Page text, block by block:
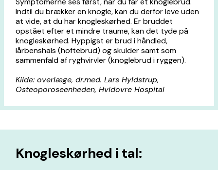
Indtil du brækker en knogle, kan du derfor leve uden
at vide, at du har knogleskørhed. Er bruddet
opstået efter et mindre traume, kan det tyde på
knogleskørhed. Hyppigst er brud i håndled,
lårbenshals (hoftebrud) og skulder samt som
sammenfald af ryghvirvler (knoglebrud i ryggen).
Kilde: overlæge, dr.med. Lars Hyldstrup,
Osteoporoseenheden, Hvidovre Hospital
Knogleskørhed i tal: